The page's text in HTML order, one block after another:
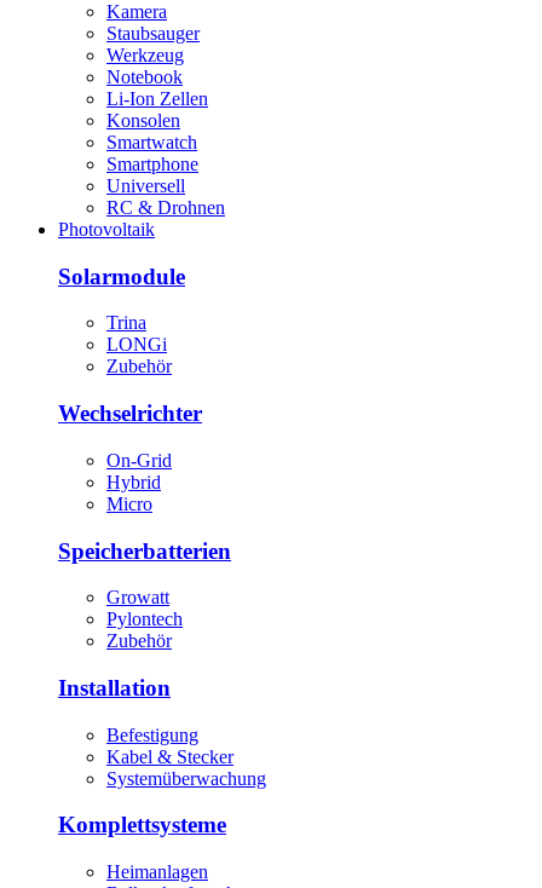
Kamera
Staubsauger
Werkzeug
Notebook
Li-Ion Zellen
Konsolen
Smartwatch
Smartphone
Universell
RC & Drohnen
Photovoltaik
Solarmodule
Trina
LONGi
Zubehör
Wechselrichter
On-Grid
Hybrid
Micro
Speicherbatterien
Growatt
Pylontech
Zubehör
Installation
Befestigung
Kabel & Stecker
Systemüberwachung
Komplettsysteme
Heimanlagen